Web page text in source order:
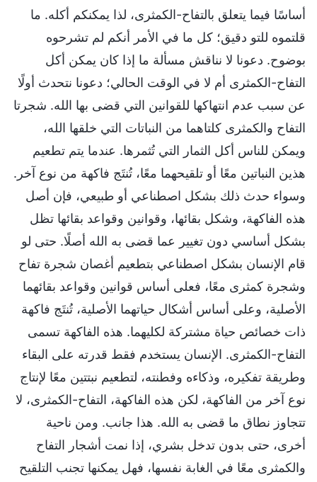
أساسًا فيما يتعلق بالتفاح-الكمثرى، لذا يمكنكم أكله. ما
قلتموه للتو دقيق؛ كل ما في الأمر أنكم لم تشرحوه
بوضوح. دعونا لا نناقش مسألة ما إذا كان يمكن أكل
التفاح-الكمثرى أم لا في الوقت الحالي؛ دعونا نتحدث أولًا
عن سبب عدم انتهاكها للقوانين التي قضى بها الله. شجرتا
التفاح والكمثرى كلتاهما من النباتات التي خلقها الله،
ويمكن للناس أكل الثمار التي تُثمرها. عندما يتم تطعيم
هذين النباتين معًا أو تلقيحهما معًا، تُنتَج فاكهة من نوع آخر.
وسواء حدث ذلك بشكل اصطناعي أو طبيعي، فإن أصل
هذه الفاكهة، وشكل بقائها، وقوانين وقواعد بقائها تظل
بشكل أساسي دون تغيير عما قضى به الله أصلًا. حتى لو
قام الإنسان بشكل اصطناعي بتطعيم أغصان شجرة تفاح
وشجرة كمثرى معًا، فعلى أساس قوانين وقواعد بقائهما
الأصلية، وعلى أساس أشكال حياتهما الأصلية، تُنتَج فاكهة
ذات خصائص حياة مشتركة لكليهما. هذه الفاكهة تسمى
التفاح-الكمثرى. الإنسان يستخدم فقط قدرته على البقاء
وطريقة تفكيره، وذكاءه وفطنته، لتطعيم نبتتين معًا لإنتاج
نوع آخر من الفاكهة، لكن هذه الفاكهة، التفاح-الكمثرى، لا
تتجاوز نطاق ما قضى به الله. هذا جانب. ومن ناحية
أخرى، حتى بدون تدخل بشري، إذا نمت أشجار التفاح
والكمثرى معًا في الغابة نفسها، فهل يمكنها تجنب التلقيح